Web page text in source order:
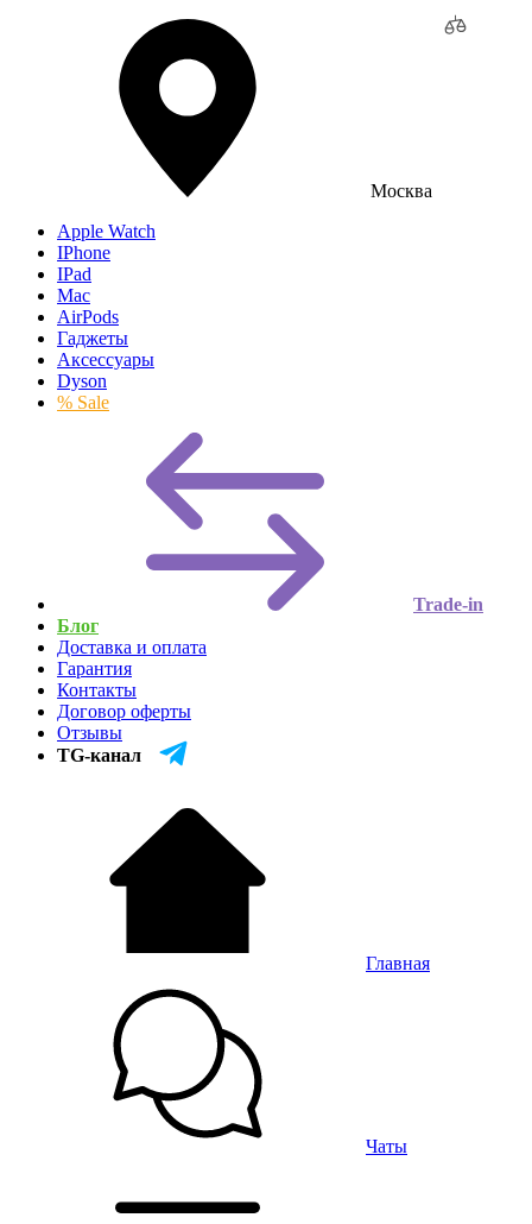
Москва
Apple Watch
IPhone
IPad
Mac
AirPods
Гаджеты
Аксессуары
Dyson
% Sale
Trade-in
Блог
Доставка и оплата
Гарантия
Контакты
Договор оферты
Отзывы
TG-канал
Главная
Чаты